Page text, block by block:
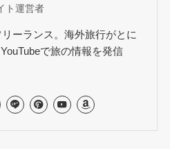
ト運営者
ーランス。海外旅行がとに
で旅の情報を発信